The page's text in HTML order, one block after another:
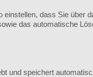
einstellen, dass Sie über
das automatische
und speichert